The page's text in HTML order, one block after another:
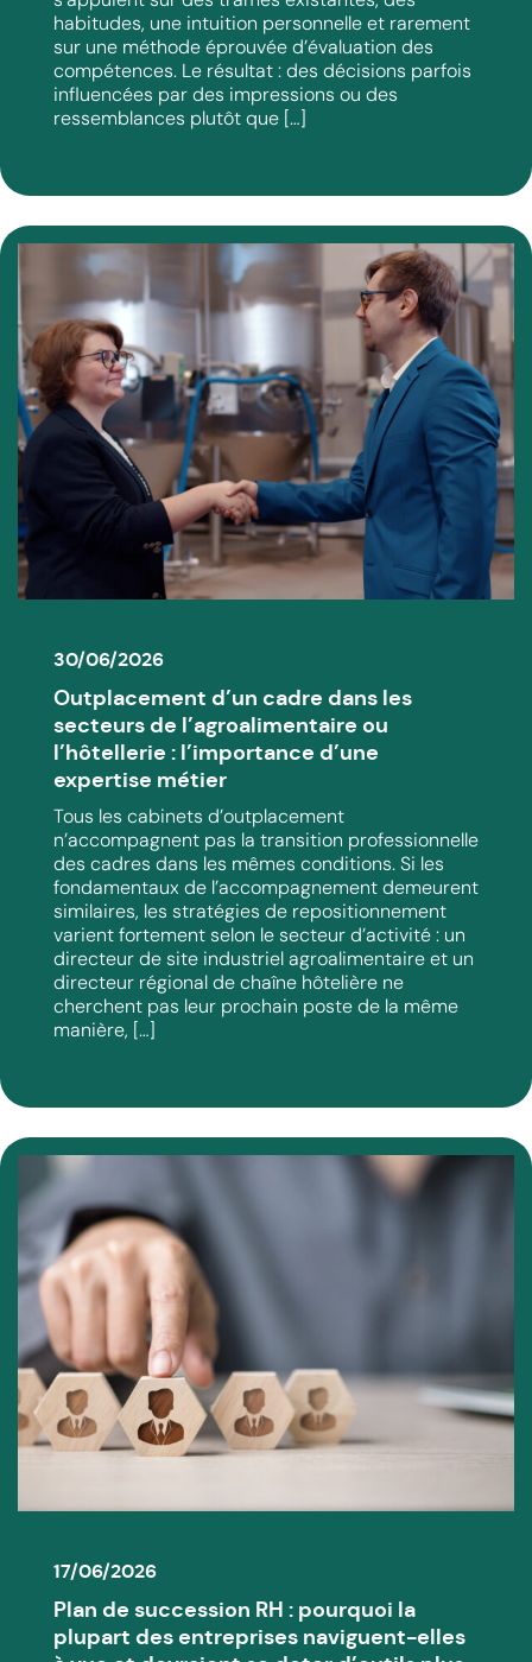
habitudes, une intuition personnelle et rarement
sur une méthode éprouvée d’évaluation des
compétences. Le résultat : des décisions parfois
influencées par des impressions ou des
ressemblances plutôt que […]
30/06/2026
Outplacement d’un cadre dans les
secteurs de l’agroalimentaire ou
l’hôtellerie : l’importance d’une
expertise métier
Tous les cabinets d’outplacement
n’accompagnent pas la transition professionnelle
des cadres dans les mêmes conditions. Si les
fondamentaux de l’accompagnement demeurent
similaires, les stratégies de repositionnement
varient fortement selon le secteur d’activité : un
directeur de site industriel agroalimentaire et un
directeur régional de chaîne hôtelière ne
cherchent pas leur prochain poste de la même
manière, […]
17/06/2026
Plan de succession RH : pourquoi la
plupart des entreprises naviguent-elles